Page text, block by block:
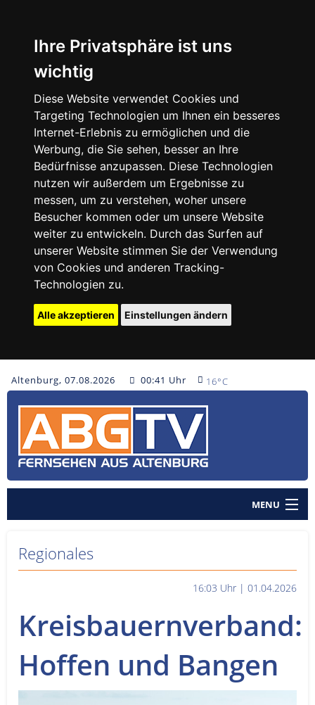
Ihre Privatsphäre ist uns
wichtig
Diese Website verwendet Cookies und
Targeting Technologien um Ihnen ein besseres
Internet-Erlebnis zu ermöglichen und die
Werbung, die Sie sehen, besser an Ihre
Bedürfnisse anzupassen. Diese Technologien
nutzen wir außerdem um Ergebnisse zu
messen, um zu verstehen, woher unsere
Besucher kommen oder um unsere Website
weiter zu entwickeln. Durch das Surfen auf
unserer Website stimmen Sie der Verwendung
von Cookies und anderen Tracking-
Technologien zu.
Alle akzeptieren Einstellungen ändern
Altenburg, 07.08.2026 00:41 Uhr 16°C
MENU
Nachrichten
Sendungen
Sender
Regionales
16:03 Uhr | 01.04.2026
Kreisbauernverband:
Hoffen und Bangen